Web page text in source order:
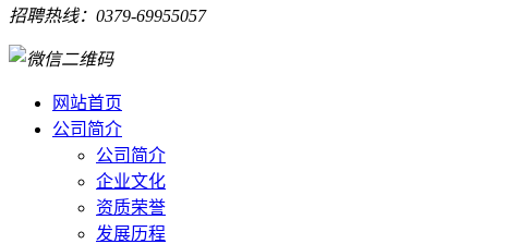
招聘热线：0379-69955057
网站首页
公司简介
公司简介
企业文化
资质荣誉
发展历程